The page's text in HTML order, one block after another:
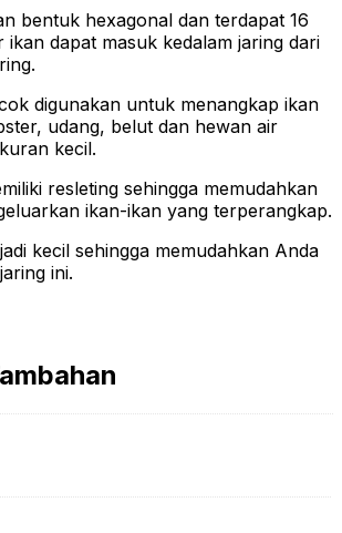
bentuk hexagonal dan terdapat 16
ikan dapat masuk kedalam jaring dari
digunakan untuk menangkap ikan
udang, belut dan hewan air
kecil.
resleting sehingga memudahkan
ikan-ikan yang terperangkap.
kecil sehingga memudahkan Anda
ini.